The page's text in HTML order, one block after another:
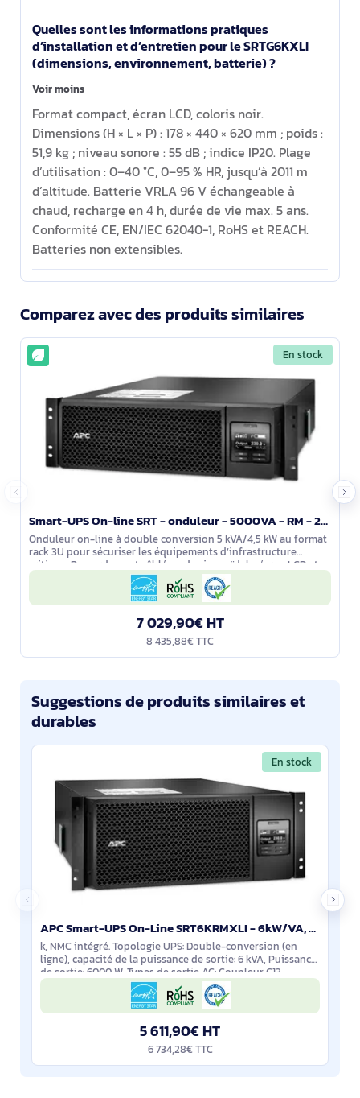
Quelles sont les informations pratiques
d’installation et d’entretien pour le SRTG6KXLI
(dimensions, environnement, batterie) ?
Voir moins
Format compact, écran LCD, coloris noir.
Dimensions (H × L × P) : 178 × 440 × 620 mm ; poids :
51,9 kg ; niveau sonore : 55 dB ; indice IP20. Plage
d’utilisation : 0–40 °C, 0–95 % HR, jusqu’à 2011 m
d’altitude. Batterie VRLA 96 V échangeable à
chaud, recharge en 4 h, durée de vie max. 5 ans.
Conformité CE, EN/IEC 62040-1, RoHS et REACH.
Batteries non extensibles.
Comparez avec des produits similaires
En stock
Smart-UPS On-line SRT - onduleur - 5000VA - RM - 208/230V HW - SRT5KRMXLW-HW
Onduleur on-line à double conversion 5 kVA/4,5 kW au format
rack 3U pour sécuriser les équipements d’infrastructure
critique. Raccordement câblé, onde sinusoïdale, écran LCD et
carte Web/SNMP 10/100
7 029,90€ HT
8 435,88€ TTC
Suggestions de produits similaires et
durables
En stock
APC Smart-UPS On-Line SRT6KRMXLI - 6kW/VA, 6x C13, 4x C19, sortie monophasée câblée, montable en rac
k, NMC intégré. Topologie UPS: Double-conversion (en
ligne), capacité de la puissance de sortie: 6 kVA, Puissance
de sortie: 6000 W. Types de sortie AC: Coupleur C13,
Coupleur C19, Prise mâle:
5 611,90€ HT
6 734,28€ TTC